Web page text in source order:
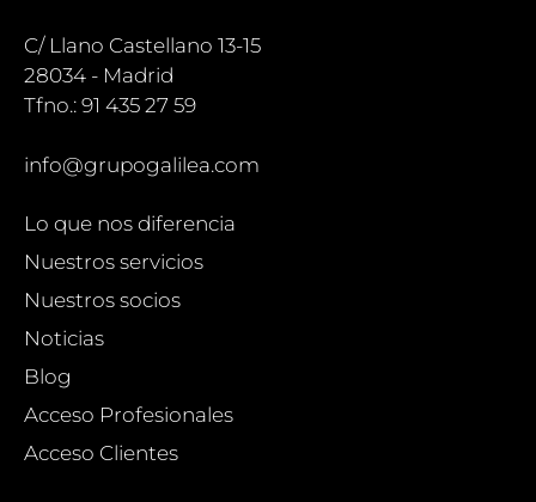
C/ Llano Castellano 13-15
28034 - Madrid
Tfno.: 91 435 27 59
info@grupogalilea.com
Lo que nos diferencia
Nuestros servicios
Nuestros socios
Noticias
Blog
Acceso Profesionales
Acceso Clientes